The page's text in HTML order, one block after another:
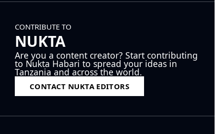
CONTRIBUTE TO
NUKTA
Are you a content creator? Start contributing
to Nukta Habari to spread your ideas in
Tanzania and across the world.
CONTACT NUKTA EDITORS